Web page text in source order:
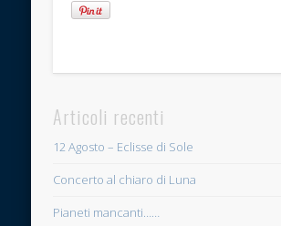
Articoli recenti
12 Agosto – Eclisse di Sole
Concerto al chiaro di Luna
Pianeti mancanti……